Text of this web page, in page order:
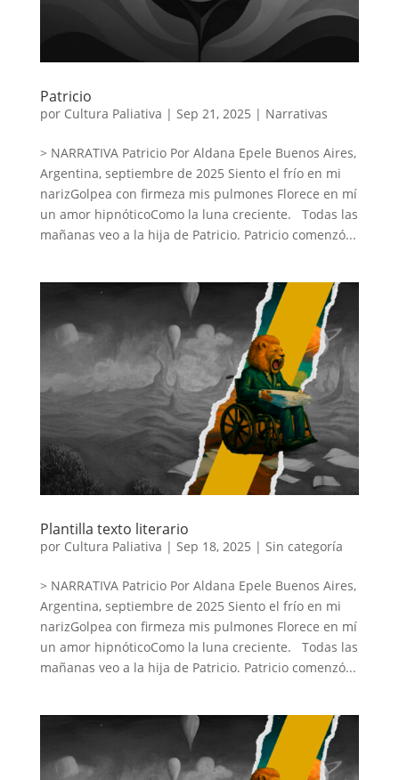
Patricio
por Cultura Paliativa | Sep 21, 2025 | Narrativas
> NARRATIVA Patricio Por Aldana Epele Buenos Aires,
Argentina, septiembre de 2025 Siento el frío en mi
narizGolpea con firmeza mis pulmones Florece en mí
un amor hipnóticoComo la luna creciente. Todas las
mañanas veo a la hija de Patricio. Patricio comenzó...
Plantilla texto literario
por Cultura Paliativa | Sep 18, 2025 | Sin categoría
> NARRATIVA Patricio Por Aldana Epele Buenos Aires,
Argentina, septiembre de 2025 Siento el frío en mi
narizGolpea con firmeza mis pulmones Florece en mí
un amor hipnóticoComo la luna creciente. Todas las
mañanas veo a la hija de Patricio. Patricio comenzó...